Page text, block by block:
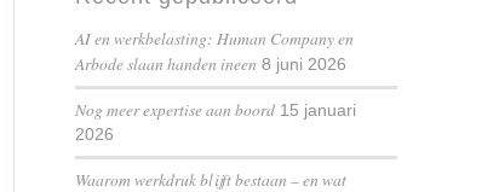
AI en werkbelasting: Human Company en
Arbode slaan handen ineen 8 juni 2026
Nog meer expertise aan boord 15 januari
2026
Waarom werkdruk blijft bestaan – en wat